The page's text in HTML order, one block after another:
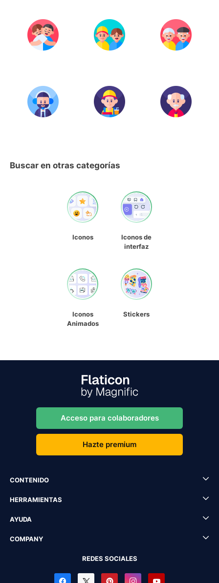
Buscar en otras categorías
Iconos
Iconos de
interfaz
Iconos
Animados
Stickers
Acceso para colaboradores
Hazte premium
CONTENIDO
HERRAMIENTAS
AYUDA
COMPANY
REDES SOCIALES